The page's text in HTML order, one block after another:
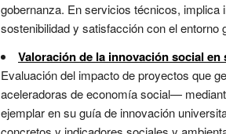
gobernanza. En servicios técnicos,
sostenibilidad y satisfacción con el entorno
Valoración de la innovación social
Evaluación del impacto de proyectos que
aceleradoras de economía social—
ejemplar en su guía de innovación